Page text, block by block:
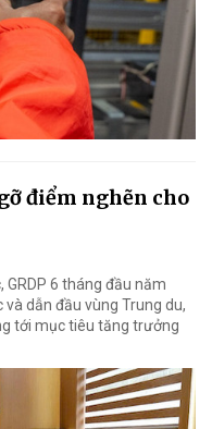
điểm nghẽn cho
6 tháng đầu năm
dẫn đầu vùng Trung du,
tới mục tiêu tăng trưởng